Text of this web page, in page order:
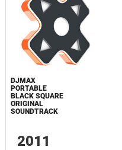
DJMAX
PORTABLE
BLACK SQUARE
ORIGINAL
SOUNDTRACK
2011